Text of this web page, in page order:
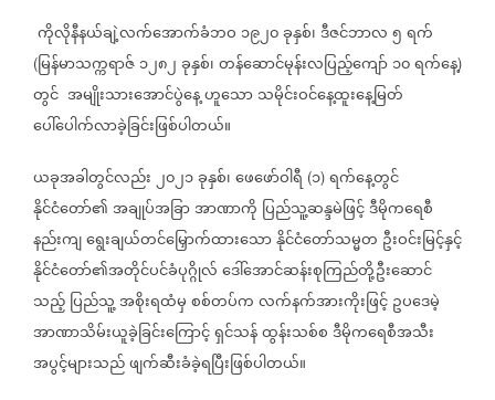
ကိုလိုနီနယ်ချဲ့လက်အောက်ခံဘဝ ၁၉၂၀ခုနှစ်၊ဒီဇင်ဘာလ၅ရက်
(မြန်မာသက္ကရာဇ်၁၂၈၂ခုနှစ်၊တန်ဆောင်မုန်းလပြည့်ကျော်၁၀ရက်နေ့)
တွင် အမျိုးသားအောင်ပွဲနေ့ဟူသောသမိုင်းဝင်နေ့ထူးနေ့မြတ်
ပေါ်ပေါက်လာခဲ့ခြင်းဖြစ်ပါတယ်။
ယခုအခါတွင်လည်း၂၀၂၁ခုနှစ်၊ဖေဖော်ဝါရီ (၁) ရက်နေ့တွင်
နိုင်ငံတော်၏အချုပ်အခြာအာဏာကို ပြည်သူ့ဆန္ဒမဲဖြင့်ဒီမိုကရေစီ
နည်းကျရွေးချယ်တင်မြှောက်ထားသောနိုင်ငံတော်သမ္မတ ဦးဝင်းမြင့်နှင့်
နိုင်ငံတော်၏အတိုင်ပင်ခံပုဂ္ဂိုလ်ဒေါ်အောင်ဆန်းစုကြည်တို့ဦးဆောင်
သည့်ပြည်သူ့အစိုးရထံမှစစ်တပ်ကလက်နက်အားကိုးဖြင့်ဥပဒေမဲ့
အာဏာသိမ်းယူခဲ့ခြင်းကြောင့်ရှင်သန်ထွန်းသစ်စဒီမိုကရေစီအသီး
အပွင့်များသည်ဖျက်ဆီးခံခဲ့ရပြီးဖြစ်ပါတယ်။